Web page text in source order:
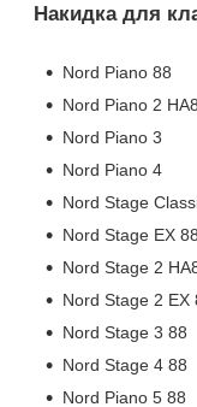
Накидка для
Nord Piano 88
Nord Piano 2
Nord Piano 3
Nord Piano 4
Nord Stage
Nord Stage EX 88
Nord Stage 2
Nord Stage 2 EX
Nord Stage 3 88
Nord Stage 4 88
Nord Piano 5 88